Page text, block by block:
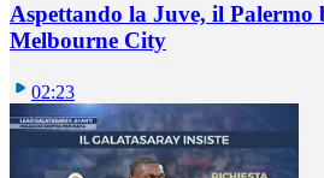
Aspettando la Juve, il Palermo
Melbourne City
02:23